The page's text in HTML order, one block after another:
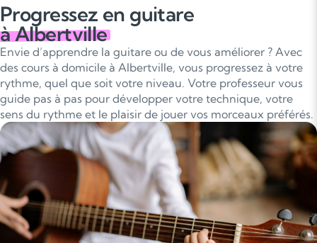
Progressez en guitare
à Albertville
Envie d’apprendre la guitare ou de vous améliorer ? Avec
des cours à domicile à Albertville, vous progressez à votre
rythme, quel que soit votre niveau. Votre professeur vous
guide pas à pas pour développer votre technique, votre
sens du rythme et le plaisir de jouer vos morceaux préférés.